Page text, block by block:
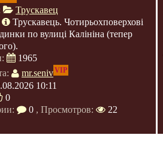
Трускавец
Трускавець. Чотирьохповерхові
по вулиці Калініна (тепер
1965
mr.senivVIP
10:11
0
0 , Просмотров:
22